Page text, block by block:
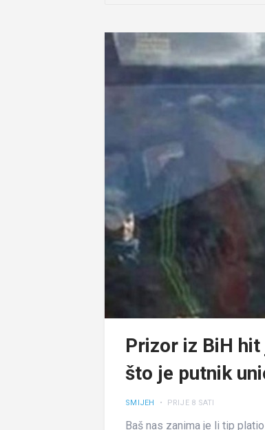
Prizor iz BiH
što je putnik
SMIJEH • PRIJE 8 SATI
Baš nas zanima je li tip